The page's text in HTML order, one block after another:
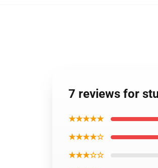
7 reviews for
★★★★★
★★★★☆
★★★☆☆